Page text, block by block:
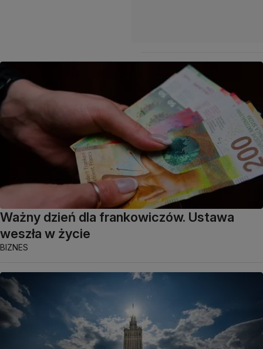
Ważny dzień dla frankowiczów. Ustawa
weszła w życie
BIZNES